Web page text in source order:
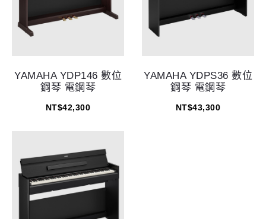
YAMAHA YDP146 數位
鋼琴 電鋼琴
NT$42,300
YAMAHA YDPS36 數位
鋼琴 電鋼琴
NT$43,300